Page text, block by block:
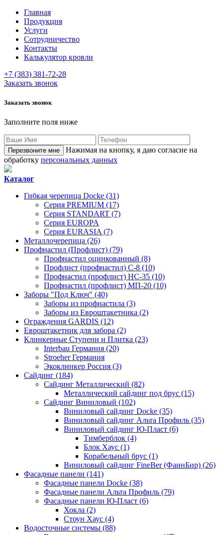
Главная
Продукция
Услуги
Сотрудничество
Контакты
Калькулятор кровли
+7 (383) 381-72-28
Заказать звонок
Заказать звонок
Заполните поля ниже
Нажимая на кнопку, я даю согласие на
обработку персональных данных
Каталог
Гибкая черепица Docke (31)
Серия PREMIUM (17)
Серия STANDART (7)
Серия EUROPA
Серия EURASIA (7)
Металлочерепица (26)
Профнастил (Профлист) (79)
Профнастил оцинкованный (8)
Профлист (профнастил) С-8 (10)
Профнастил (профлист) НС-35 (10)
Профнастил (профлист) МП-20 (10)
Заборы "Под Ключ" (40)
Заборы из профнастила (3)
Заборы из Евроштакетника (2)
Ограждения GARDIS (12)
Евроштакетник для забора (2)
Клинкерные Ступени и Плитка (23)
Interbau Германия (20)
Stroeher Германия
Экоклинкер Россия (3)
Сайдинг (184)
Сайдинг Металлический (82)
Металлический сайдинг под брус (15)
Сайдинг Виниловый (102)
Виниловый сайдинг Docke (35)
Виниловый сайдинг Альта Профиль (35)
Виниловый сайдинг Ю-Пласт (6)
Тимберблок (4)
Блок Хаус (1)
Корабельный брус (1)
Виниловый сайдинг FineBer (ФаинБир) (26)
Фасадные панели (141)
Фасадные панели Docke (38)
Фасадные панели Альта Профиль (79)
Фасадные панели Ю-Пласт (6)
Хокла (2)
Стоун Хаус (4)
Водосточные системы (88)